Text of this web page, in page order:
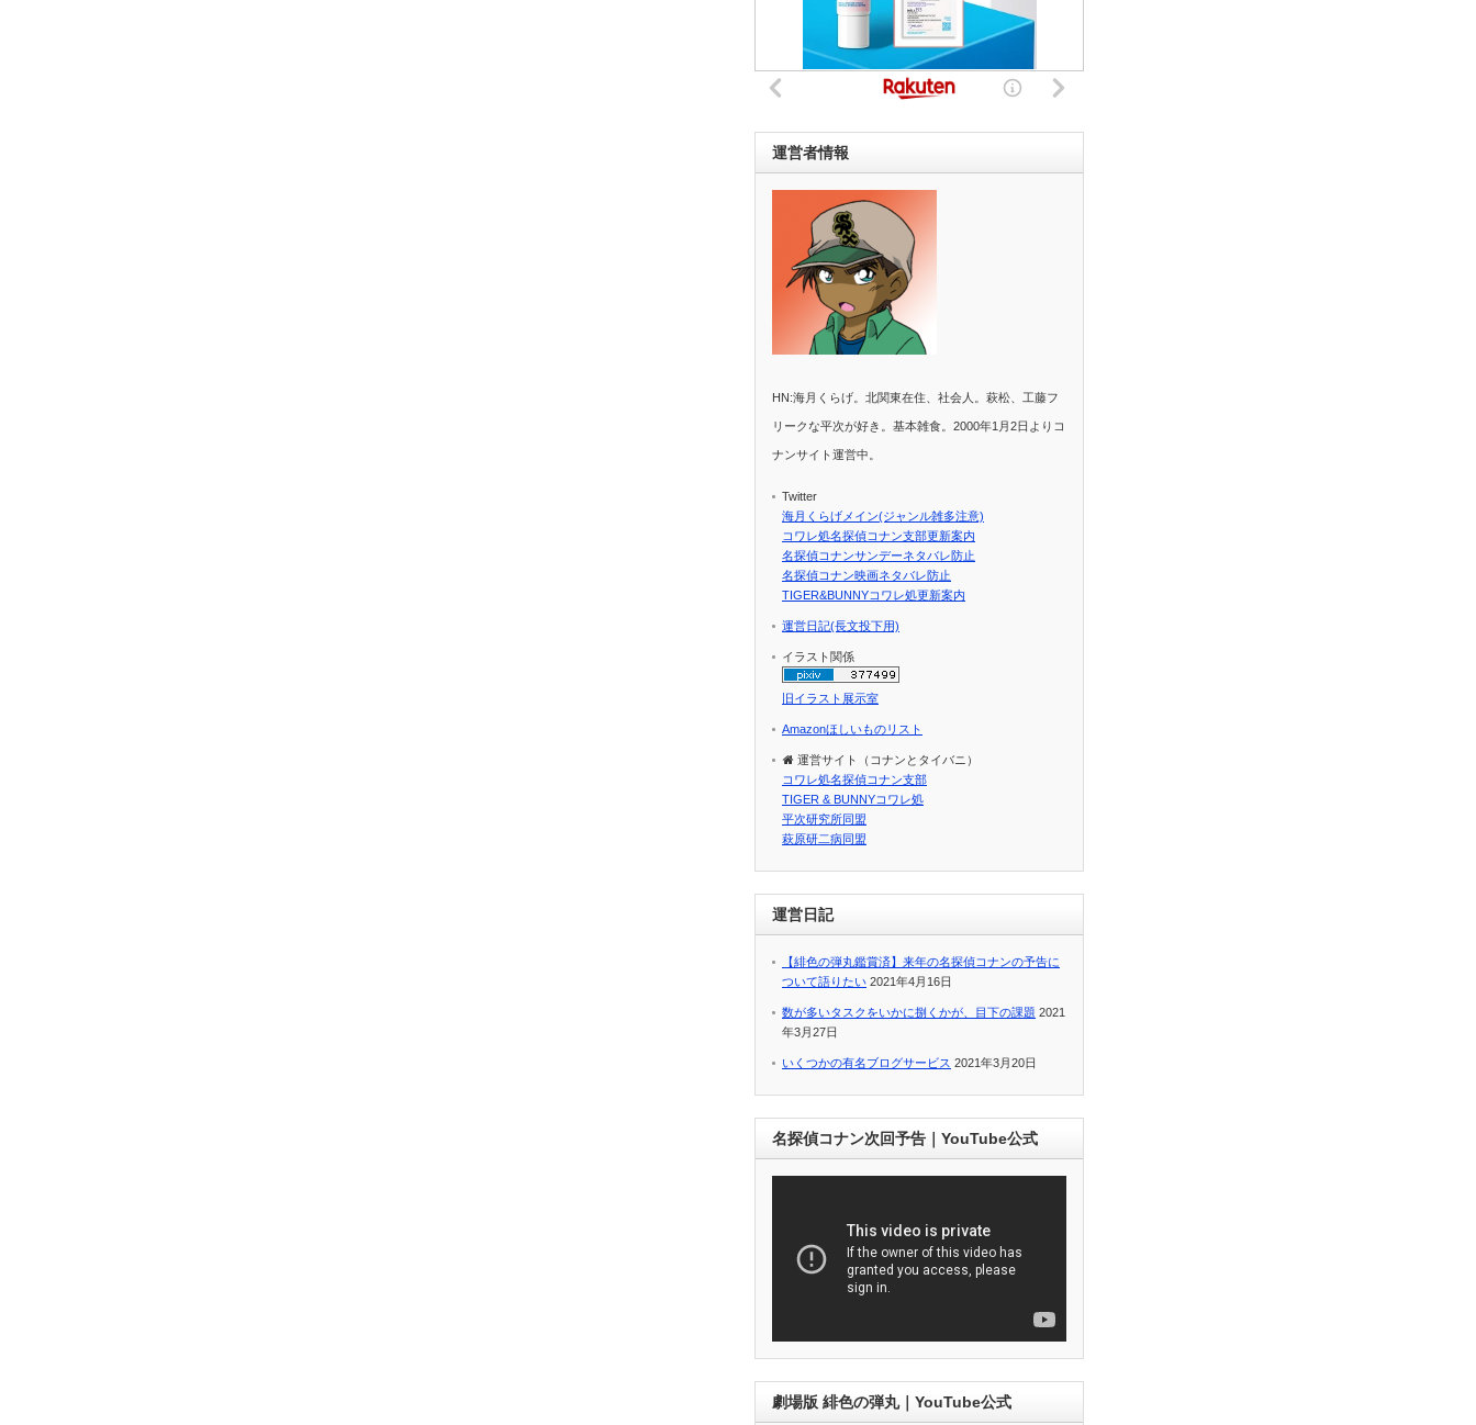
運営者情報
HN:海月くらげ。北関東在住、社会人。萩松、工藤フ
リークな平次が好き。基本雑食。2000年1月2日よりコ
ナンサイト運営中。
Twitter
海月くらげメイン(ジャンル雑多注意)
コワレ処名探偵コナン支部更新案内
名探偵コナンサンデーネタバレ防止
名探偵コナン映画ネタバレ防止
TIGER&BUNNYコワレ処更新案内
運営日記(長文投下用)
イラスト関係
旧イラスト展示室
Amazonほしいものリスト
運営サイト（コナンとタイバニ）
コワレ処名探偵コナン支部
TIGER & BUNNYコワレ処
平次研究所同盟
萩原研二病同盟
運営日記
【緋色の弾丸鑑賞済】来年の名探偵コナンの予告に
ついて語りたい 2021年4月16日
数が多いタスクをいかに捌くかが、目下の課題 2021
年3月27日
いくつかの有名ブログサービス 2021年3月20日
名探偵コナン次回予告｜YouTube公式
劇場版 緋色の弾丸｜YouTube公式